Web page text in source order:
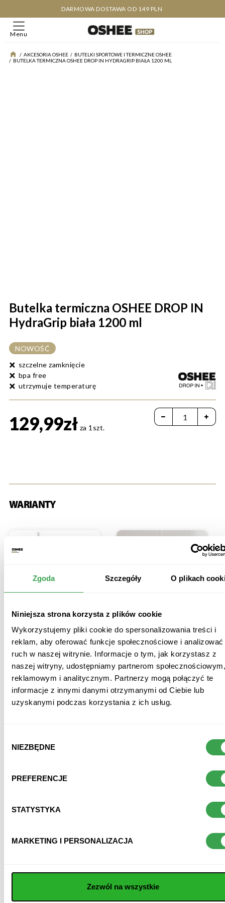
Zgoda Szczegóły O plikach
Niniejsza strona korzysta z plików cookie
Wykorzystujemy pliki cookie do spersonalizowania treści i
reklam, aby oferować funkcje społecznościowe i analizować
ruch w naszej witrynie. Informacje o tym, jak korzystasz z
naszej witryny, udostępniamy partnerom społecznościowym,
reklamowym i analitycznym. Partnerzy mogą połączyć te
informacje z innymi danymi otrzymanymi od Ciebie lub
uzyskanymi podczas korzystania z ich usług.
zgody
NIEZBĘDNE
PREFERENCJE
STATYSTYKA
MARKETING I PERSONALIZACJA
Zezwól na wszystkie
DARMOWA DOSTAWA OD 149 PLN
Menu
/ AKCESORIA OSHEE / BUTELKI SPORTOWE I TERMICZNE OSHEE
/ BUTELKA TERMICZNA OSHEE DROP IN HYDRAGRIP BIAŁA 1200 ML
Butelka termiczna OSHEE DROP IN
HydraGrip biała 1200 ml
NOWOŚĆ
szczelne zamknięcie
bpa free
utrzymuje temperaturę
129,99zł za 1szt.
WARIANTY
producent:
oshee drop in
kod:
5907447399986
dostępność:
dostępny
czas dostawy:
2